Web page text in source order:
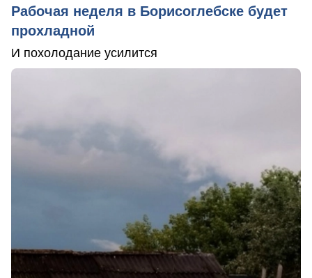
Рабочая неделя в Борисоглебске будет
прохладной
И похолодание усилится